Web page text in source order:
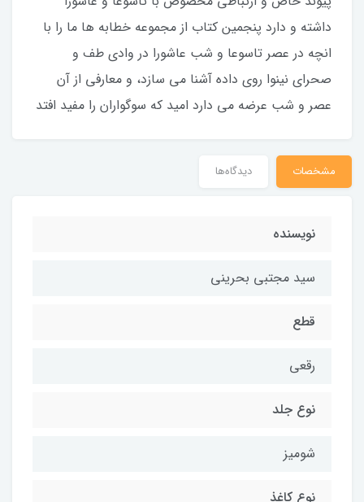
داشته و دارد پنجمین کتاب از مجموعه خطابه ها ما را با
انچه در عصر تاسوعا و شب عاشورا در وادی طف و
صحرای نینوا روی داده آشنا می سازد، و معارفی از آن
عصر و شب عرضه می دارد امید که سوگواران را مفید افتد
مشخصات دیدگاه‌ها
نویسنده
سید مجتبی بحرینی
قطع
رقعی
نوع جلد
شومیز
نوع کاغذ